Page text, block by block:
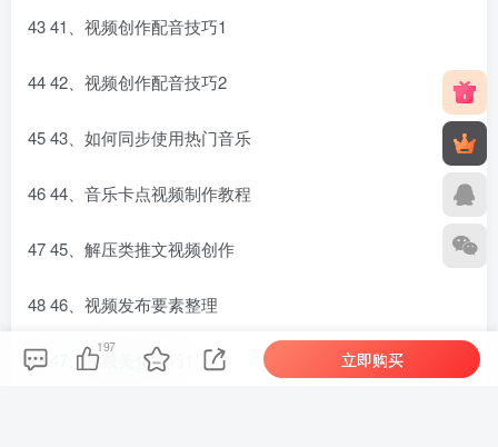
43 41、视频创作配音技巧1
44 42、视频创作配音技巧2
45 43、如何同步使用热门音乐
46 44、音乐卡点视频制作教程
47 45、解压类推文视频创作
48 46、视频发布要素整理
49 47、视频美化技巧1
197
立即购买